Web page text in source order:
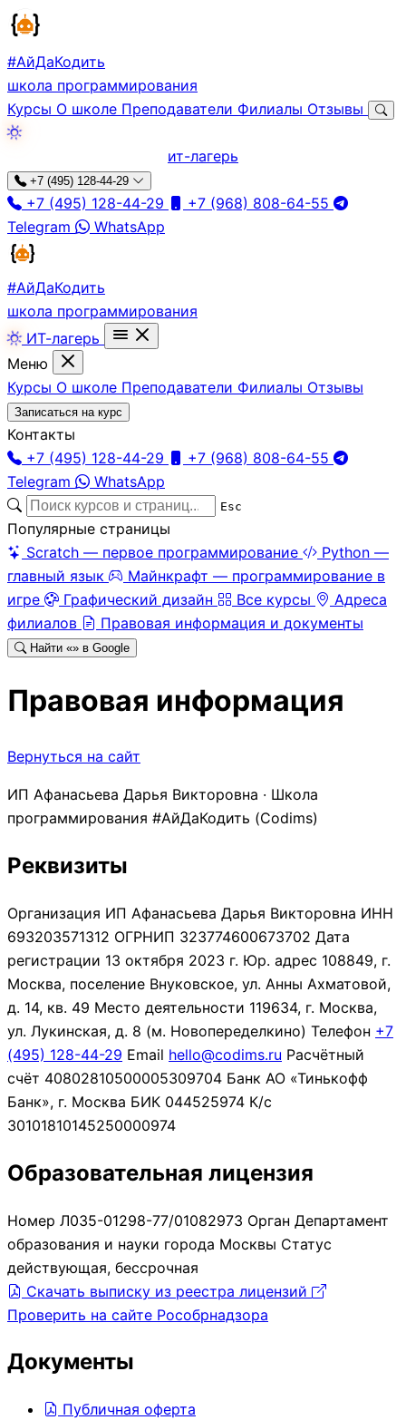
#АйДаКодить
школа программирования
Курсы О школе Преподаватели Филиалы Отзывы
ит-лагерь
+7 (495) 128-44-29
+7 (495) 128-44-29
+7 (968) 808-64-55
Telegram
WhatsApp
#АйДаКодить
школа программирования
ИТ-лагерь
Меню
Курсы О школе Преподаватели Филиалы Отзывы
Записаться на курс
Контакты
+7 (495) 128-44-29
+7 (968) 808-64-55
Telegram
WhatsApp
Esc
Популярные страницы
Scratch — первое программирование
Python —
главный язык
Майнкрафт — программирование в
игре
Графический дизайн Все курсы
Адреса
филиалов
Правовая информация и документы
Найти «» в Google
Правовая информация
Вернуться на сайт
ИП Афанасьева Дарья Викторовна · Школа
программирования #АйДаКодить (Codims)
Реквизиты
Организация ИП Афанасьева Дарья Викторовна ИНН
693203571312 ОГРНИП 323774600673702 Дата
регистрации 13 октября 2023 г. Юр. адрес 108849, г.
Москва, поселение Внуковское, ул. Анны Ахматовой,
д. 14, кв. 49 Место деятельности 119634, г. Москва,
ул. Лукинская, д. 8 (м. Новопеределкино) Телефон +7
(495) 128-44-29 Email hello@codims.ru Расчётный
счёт 40802810500005309704 Банк АО «Тинькофф
Банк», г. Москва БИК 044525974 К/с
30101810145250000974
Образовательная лицензия
Номер Л035-01298-77/01082973 Орган Департамент
образования и науки города Москвы Статус
действующая, бессрочная
Скачать выписку из реестра лицензий
Проверить на сайте Рособрнадзора
Документы
Публичная оферта